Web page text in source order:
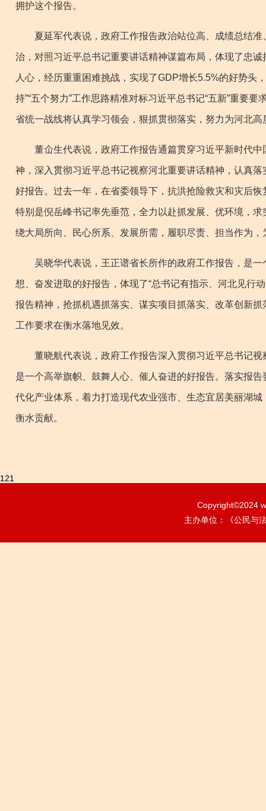
拥护这个报告。
夏延军代表说，政府工作报告政治站位高、成绩总结准
治，对照习近平总书记重要讲话精神谋篇布局，体现了忠
人心，经历重重困难挑战，实现了GDP增长5.5%的好势头
持”“五个努力”工作思路精准对标习近平总书记“五新”重要
省统一战线将认真学习领会，狠抓贯彻落实，努力为河北
董仚生代表说，政府工作报告通篇贯穿习近平新时代中
神，深入贯彻习近平总书记视察河北重要讲话精神，认真
好报告。过去一年，在省委领导下，抗洪抢险救灾和灾后
特别是倪岳峰书记率先垂范，全力以赴抓发展、优环境，
绕大局所向、民心所系、发展所需，履职尽责、担当作为
吴晓华代表说，王正谱省长所作的政府工作报告，是一
想、奋发进取的好报告，体现了“总书记有指示、河北见行
报告精神，抢抓机遇抓落实、谋实项目抓落实、改革创新
工作要求在衡水落地见效。
董晓航代表说，政府工作报告深入贯彻习近平总书记视
是一个高举旗帜、鼓舞人心、催人奋进的好报告。落实报
代化产业体系，着力打造现代农业强市、生态宜居美丽湖
衡水贡献。
121
Copyright©2024
主办单位：《公民与